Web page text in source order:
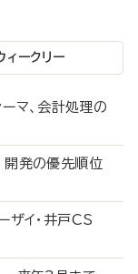
ィークリー
マ、会計処理の
発の優先順位
イ・井戸CS